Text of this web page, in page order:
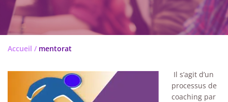
Accueil / mentorat
Il s’agit d’un
processus de
coaching par